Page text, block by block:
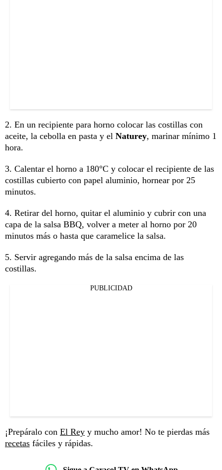
2. En un recipiente para horno colocar las costillas con
aceite, la cebolla en pasta y el Naturey, marinar mínimo 1
hora.
3. Calentar el horno a 180°C y colocar el recipiente de las
costillas cubierto con papel aluminio, hornear por 25
minutos.
4. Retirar del horno, quitar el aluminio y cubrir con una
capa de la salsa BBQ, volver a meter al horno por 20
minutos más o hasta que caramelice la salsa.
5. Servir agregando más de la salsa encima de las
costillas.
PUBLICIDAD
¡Prepáralo con El Rey y mucho amor! No te pierdas más
recetas fáciles y rápidas.